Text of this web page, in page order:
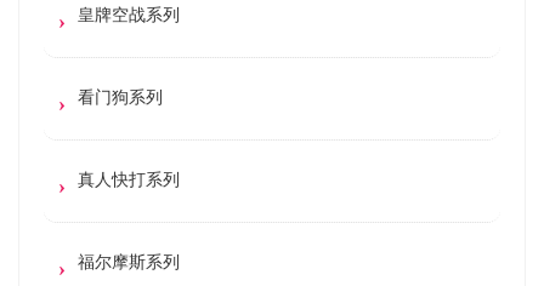
皇牌空战系列
看门狗系列
真人快打系列
福尔摩斯系列